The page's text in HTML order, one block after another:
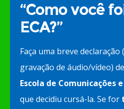
“Como você
ECA?”
Faça uma breve
gravação de áudio/vídeo)
Escola de Comunicações
que decidiu cursá-la. Se for